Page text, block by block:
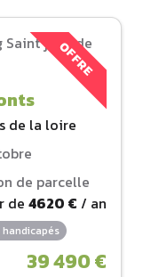
OFFRE
de la loire
de parcelle
de 4620 € / an
handicapés
39 490 €